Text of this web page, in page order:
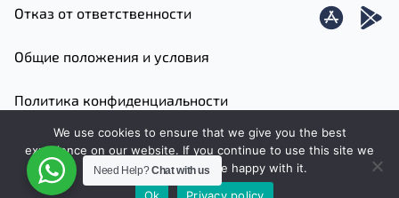
Отказ от ответственности
Общие положения и условия
Политика конфиденциальности
Карта сайта
Need Help?Chat with us
We use cookies to ensure that we give you the best
experience on our website. If you continue to use this site we
will assume that you are happy with it.
Ok
Privacy policy